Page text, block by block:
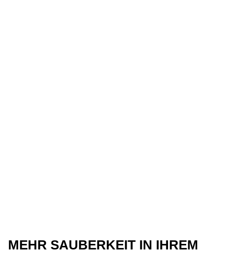
MEHR SAUBERKEIT IN IHREM